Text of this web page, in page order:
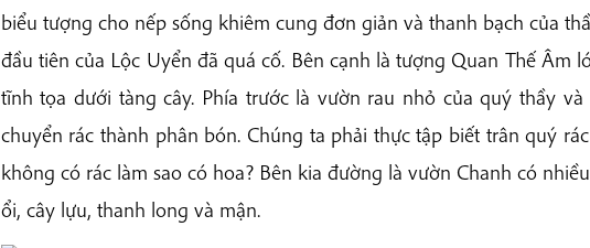
biểu tượng cho nếp sống khiêm cung đơn giản và thanh bạch của
đầu tiên của Lộc Uyển đã quá cố. Bên cạnh là tượng Quan Thế Âm
tĩnh tọa dưới tàng cây. Phía trước là vườn rau nhỏ của quý thầy
chuyển rác thành phân bón. Chúng ta phải thực tập biết trân quý
không có rác làm sao có hoa? Bên kia đường là vườn Chanh có
ổi, cây lựu, thanh long và mận.